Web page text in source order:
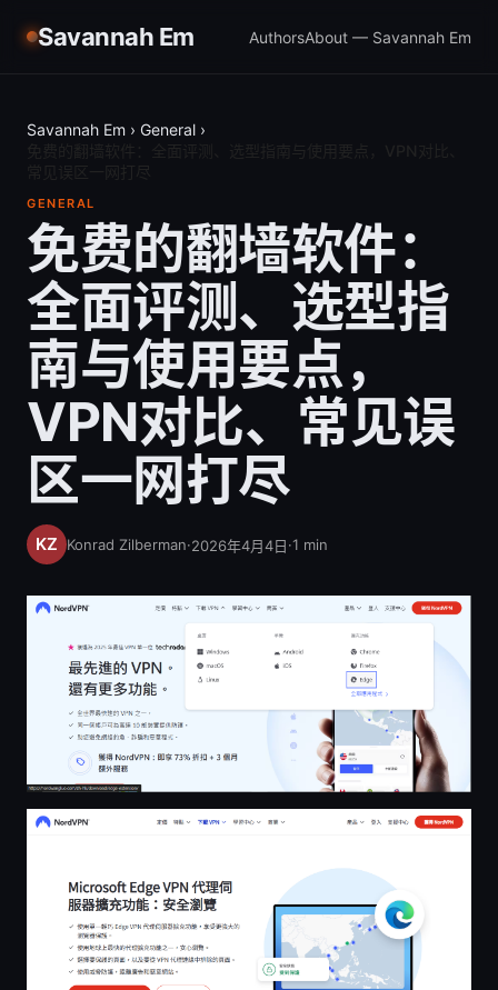
Savannah Em AuthorsAbout — Savannah Em
Savannah Em › General ›
GENERAL
免费的翻墙软件：
全面评测、选型指
南与使用要点，
VPN对比、常见误
区一网打尽
Konrad Zilberman·2026年4月4日·1 min